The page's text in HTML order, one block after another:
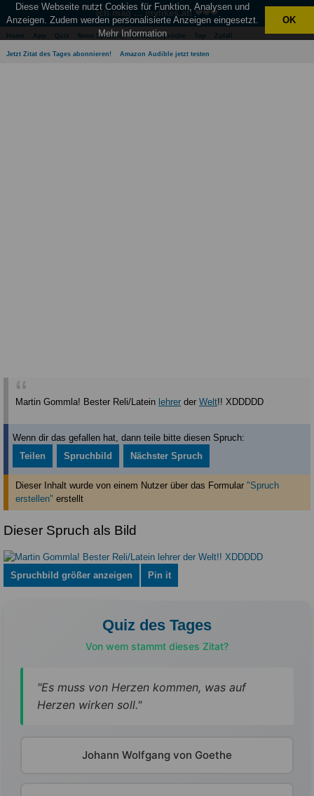
Ich mag ... mylikes.at! ❤❤❤
Home App Quiz Neue Sprüche Beliebte Sprüche Top Zufall
Jetzt Zitat des Tages abonnieren! Amazon Audible jetzt testen
Martin Gommla! Bester Reli/Latein lehrer der Welt!! XDDDDD
Wenn dir das gefallen hat, dann teile bitte diesen Spruch:
Teilen
Spruchbild Nächster Spruch
Dieser Inhalt wurde von einem Nutzer über das Formular "Spruch
erstellen" erstellt
Dieser Spruch als Bild
Spruchbild größer anzeigen Pin it
Quiz des Tages
Von wem stammt dieses Zitat?
"Es muss von Herzen kommen, was auf
Herzen wirken soll."
Johann Wolfgang von Goethe
Diese Webseite nutzt Cookies für Funktion, Analysen und
Anzeigen. Zudem werden personalisierte Anzeigen eingesetzt.
Mehr Information
OK